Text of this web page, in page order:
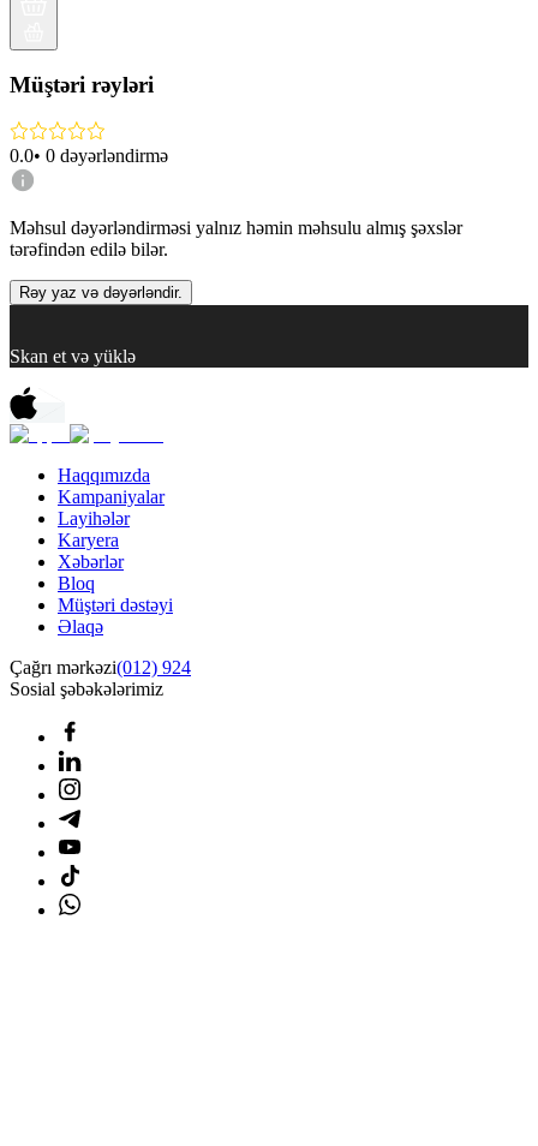
Müştəri rəyləri
0.0• 0 dəyərləndirmə
Məhsul dəyərləndirməsi yalnız həmin məhsulu almış şəxslər
tərəfindən edilə bilər.
Rəy yaz və dəyərləndir.
Skan et və yüklə
Haqqımızda
Kampaniyalar
Layihələr
Karyera
Xəbərlər
Bloq
Müştəri dəstəyi
Əlaqə
Çağrı mərkəzi(012) 924
Sosial şəbəkələrimiz